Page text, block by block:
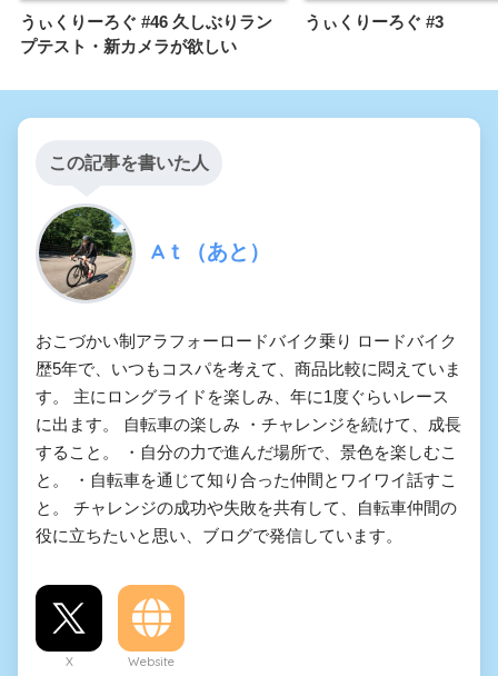
うぃくりーろぐ #46 久しぶりラン
プテスト・新カメラが欲しい
うぃくりーろぐ #3
この記事を書いた人
Aｔ（あと）
おこづかい制アラフォーロードバイク乗り ロードバイク
歴5年で、いつもコスパを考えて、商品比較に悶えていま
す。 主にロングライドを楽しみ、年に1度ぐらいレース
に出ます。 自転車の楽しみ ・チャレンジを続けて、成長
すること。 ・自分の力で進んだ場所で、景色を楽しむこ
と。 ・自転車を通じて知り合った仲間とワイワイ話すこ
と。 チャレンジの成功や失敗を共有して、自転車仲間の
役に立ちたいと思い、ブログで発信しています。
X Website